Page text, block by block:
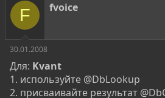
F fvoice
30.01.2008
Для: Kvant
1. используйте @DbLookup
2. присваивайте результат